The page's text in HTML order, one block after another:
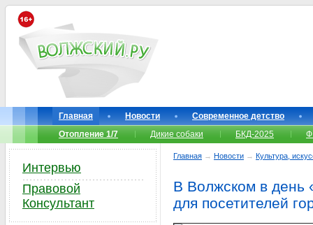
Главная Новости
Современное детство
Отопление 1/7
Дикие собаки БКД-2025
Главная → Новости → Культура,
В Волжском в день
для посетителей
Интервью
Правовой
Консультант